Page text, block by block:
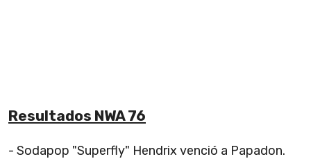
Resultados NWA 76
- Sodapop "Superfly" Hendrix venció a Papadon.